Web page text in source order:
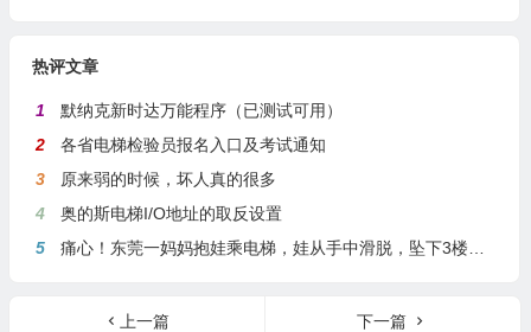
热评文章
1
默纳克新时达万能程序（已测试可用）
2
各省电梯检验员报名入口及考试通知
3
原来弱的时候，坏人真的很多
4
奥的斯电梯I/O地址的取反设置
5
痛心！东莞一妈妈抱娃乘电梯，娃从手中滑脱，坠下3楼身亡
上一篇
下一篇